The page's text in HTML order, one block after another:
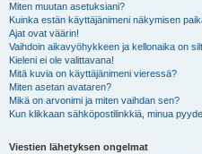
Miten muutan asetuksiani?
Kuinka estän käyttäjänimeni näkymisen
Ajat ovat väärin!
Vaihdoin aikavyöhykkeen ja kellonaika on
Kieleni ei ole valittavana!
Mitä kuvia on käyttäjänimeni vieressä?
Miten asetan avataren?
Mikä on arvonimi ja miten vaihdan sen?
Kun klikkaan sähköpostilinkkiä, minua
Viestien lähetyksen ongelmat